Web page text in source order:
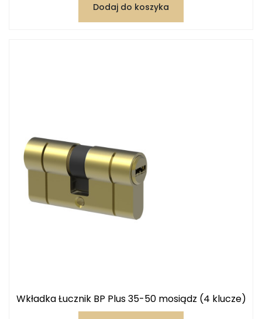
Dodaj do koszyka
Wkładka Łucznik BP Plus 35-50 mosiądz (4 klucze)